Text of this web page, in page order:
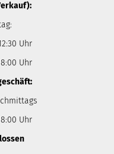
Uhr
Uhr
Uhr